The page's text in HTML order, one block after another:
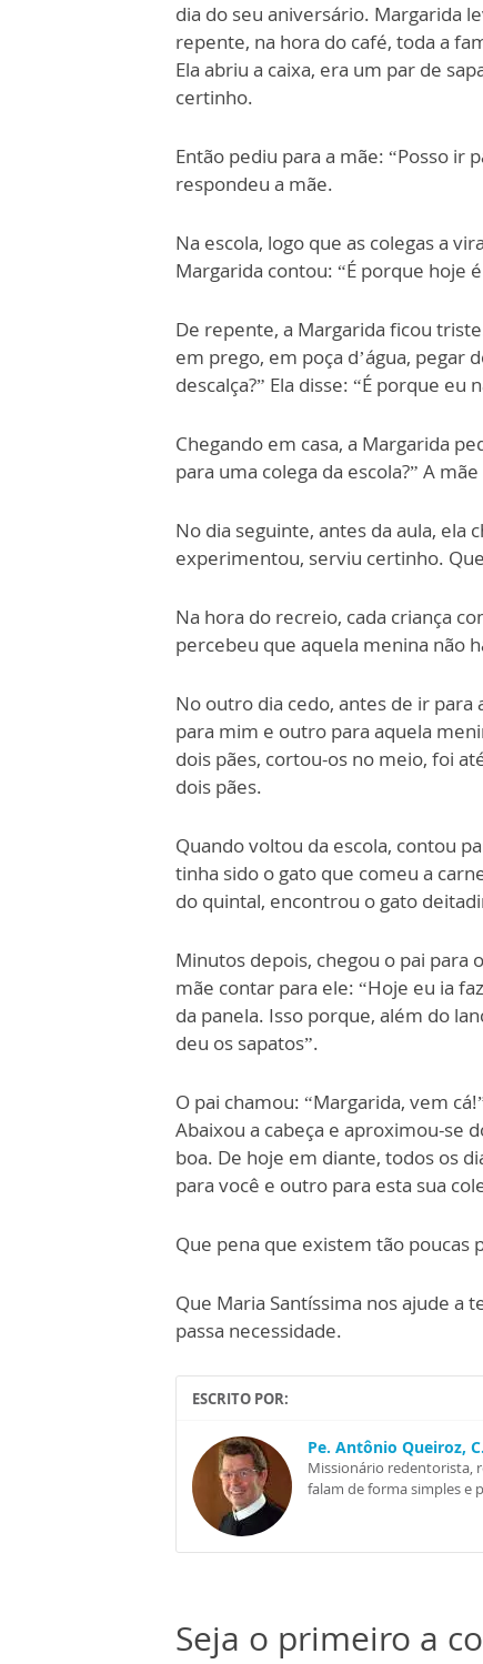
dia do seu aniversário. Margarida
repente, na hora do café, toda a
Ela abriu a caixa, era um par de
certinho.
Então pediu para a mãe: “Posso ir
respondeu a mãe.
Na escola, logo que as colegas a
Margarida contou: “É porque hoje
De repente, a Margarida ficou
em prego, em poça d’água, pegar
descalça?” Ela disse: “É porque
Chegando em casa, a Margarida
para uma colega da escola?” A
No dia seguinte, antes da aula, ela
experimentou, serviu certinho.
Na hora do recreio, cada criança
percebeu que aquela menina não
No outro dia cedo, antes de ir para
para mim e outro para aquela
dois pães, cortou-os no meio, foi
dois pães.
Quando voltou da escola, contou
tinha sido o gato que comeu a
do quintal, encontrou o gato
Minutos depois, chegou o pai para
mãe contar para ele: “Hoje eu ia
da panela. Isso porque, além do
deu os sapatos”.
O pai chamou: “Margarida, vem
Abaixou a cabeça e aproximou-se
boa. De hoje em diante, todos os
para você e outro para esta sua
Que pena que existem tão poucas
Que Maria Santíssima nos ajude a
passa necessidade.
ESCRITO POR:
Pe. Antônio Queiroz,
Missionário redentorista,
falam de forma simples e
Seja o primeiro a